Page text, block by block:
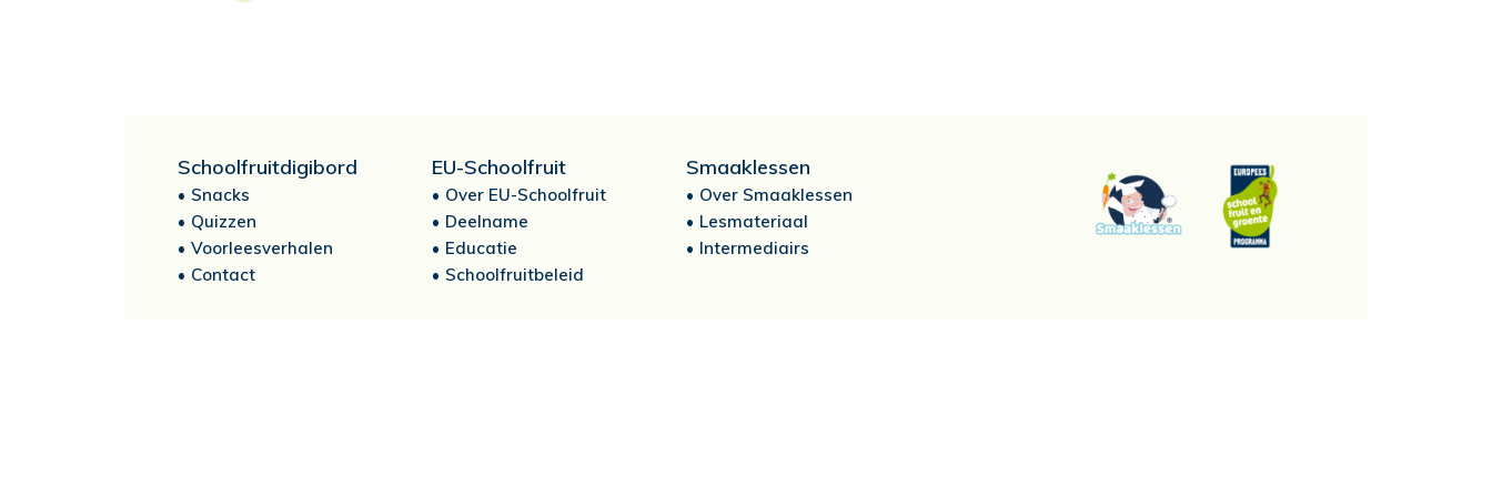
Schoolfruitdigibord
Snacks
Quizzen
Voorleesverhalen
Contact
EU-Schoolfruit
Over EU-Schoolfruit
Deelname
Educatie
Schoolfruitbeleid
Smaaklessen
Over Smaaklessen
Lesmateriaal
Intermediairs